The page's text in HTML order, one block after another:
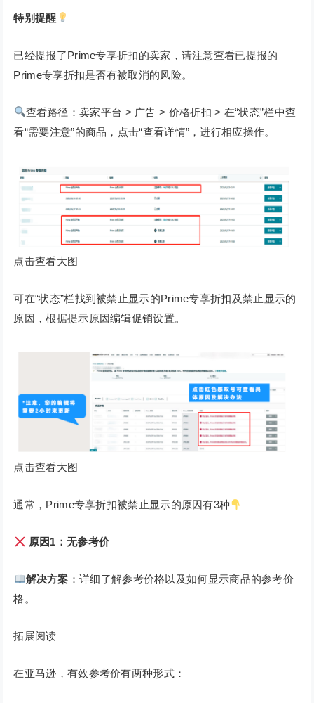
特别提醒
已经提报了Prime专享折扣的卖家，请注意查看已提报的
Prime专享折扣是否有被取消的风险。
查看路径：卖家平台 > 广告 > 价格折扣 > 在“状态”栏中查
看“需要注意”的商品，点击“查看详情”，进行相应操作。
点击查看大图
可在“状态”栏找到被禁止显示的Prime专享折扣及禁止显示的
原因，根据提示原因编辑促销设置。
点击查看大图
通常，Prime专享折扣被禁止显示的原因有3种
原因1：无参考价
解决方案 ：详细了解参考价格以及如何显示商品的参考价
格。
拓展阅读
在亚马逊，有效参考价有两种形式：